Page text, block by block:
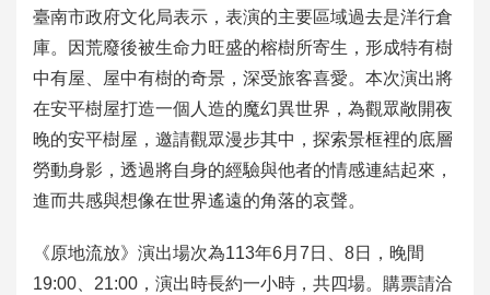
臺南市政府文化局表示，表演的主要區域過去是洋行倉
庫。因荒廢後被生命力旺盛的榕樹所寄生，形成特有樹
中有屋、屋中有樹的奇景，深受旅客喜愛。本次演出將
在安平樹屋打造一個人造的魔幻異世界，為觀眾敞開夜
晚的安平樹屋，邀請觀眾漫步其中，探索景框裡的底層
勞動身影，透過將自身的經驗與他者的情感連結起來，
進而共感與想像在世界遙遠的角落的哀聲。
《原地流放》演出場次為113年6月7日、8日，晚間
19:00、21:00，演出時長約一小時，共四場。購票請洽